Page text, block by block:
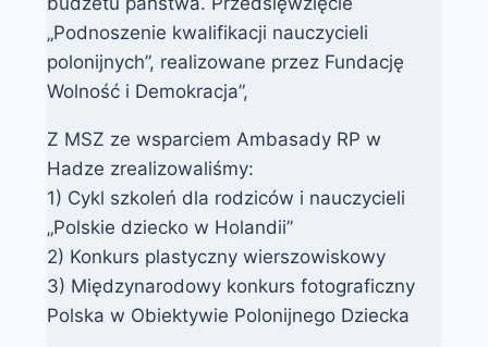
„Podnoszenie kwalifikacji nauczycieli
polonijnych”, realizowane przez Fundację
Wolność i Demokracja”,
Z MSZ ze wsparciem Ambasady RP w
Hadze zrealizowaliśmy:
1) Cykl szkoleń dla rodziców i nauczycieli
„Polskie dziecko w Holandii”
2) Konkurs plastyczny wierszowiskowy
3) Międzynarodowy konkurs fotograficzny
Polska w Obiektywie Polonijnego Dziecka